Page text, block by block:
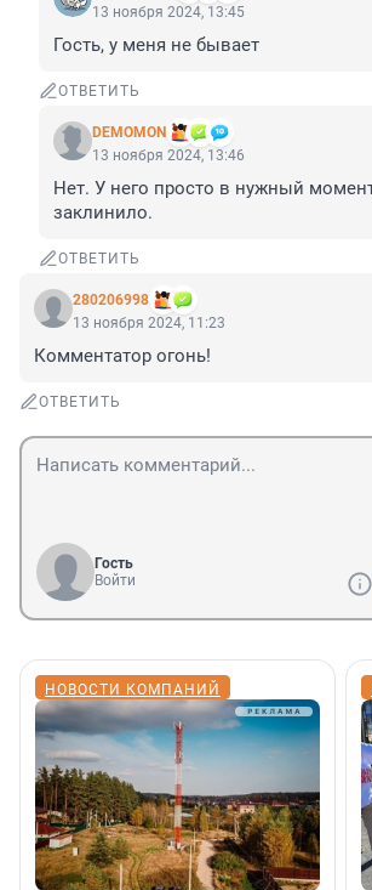
13 ноября 2024, 13:45
Гость, у меня не бывает
ОТВЕТИТЬ
DEMOMON
13 ноября 2024, 13:46
Нет. У него просто в нужный
заклинило.
ОТВЕТИТЬ
280206998
13 ноября 2024, 11:23
Комментатор огонь!
ОТВЕТИТЬ
Гость
Войти
НОВОСТИ КОМПАНИЙ